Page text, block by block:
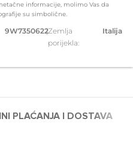
informacije, molimo Vas da
su simbolične.
9W7350622
|Zemlja
porijekla:
Italija
PLAĆANJA I DOSTAVA